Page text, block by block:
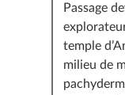
Passage
temple
milieu de